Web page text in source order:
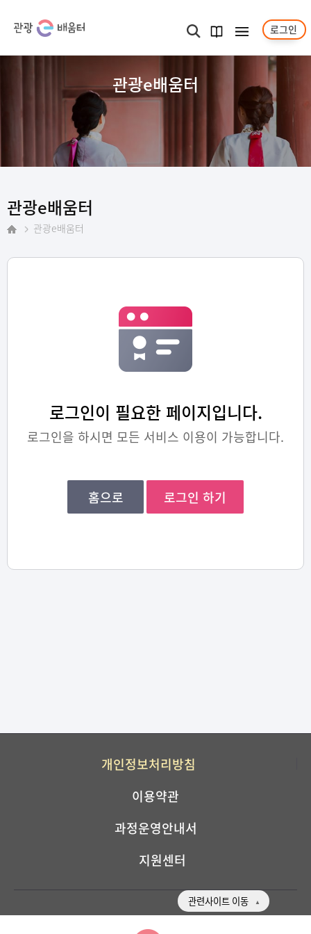
검색
과정
안내서
메뉴보기 로그인
관광e배움터
관광e배움터
관광e배움터
로그인이 필요한 페이지입니다.
로그인을 하시면 모든 서비스 이용이 가능합니다.
홈으로 로그인 하기
개인정보처리방침
이용약관
과정운영안내서
지원센터
관련사이트 이동